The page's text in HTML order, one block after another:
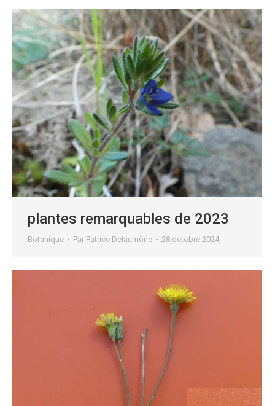
plantes remarquables de 2023
Botanique Par Patrice Delaumône 28 octobre 2024